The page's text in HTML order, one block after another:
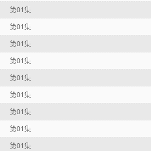
第01集
第01集
第01集
第01集
第01集
第01集
第01集
第01集
第01集